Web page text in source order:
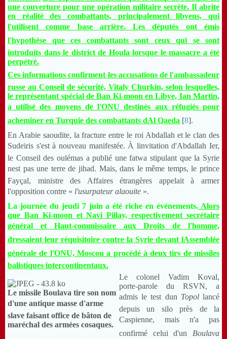
une couverture pour une opération militaire secrète. Il abrite
en réalité des combattants, principalement libyens, qui
l'utilisent comme base arrière. Les députés ont émis
l'hypothèse que ces combattants sont ceux qui se sont
introduits dans le district de Houla lorsque le massacre a été
perpétré.
Ces informations confirment les accusations de l'ambassadeur
russe au Conseil de sécurité, Vitaly Churkin, selon lesquelles,
le représentant spécial de Ban Ki-moon en Libye, Ian Martin,
a utilisé des moyens de l'ONU destinés aux réfugiés pour
acheminer en Turquie des combattants dAl Qaeda [8].
En Arabie saoudite, la fracture entre le roi Abdallah et le clan des
Sudeiris s'est à nouveau manifestée. À linvitation d'Abdallah Ier,
le Conseil des oulémas a publié une fatwa stipulant que la Syrie
nest pas une terre de jihad. Mais, dans le même temps, le prince
Fayçal, ministre des Affaires étrangères appelait à armer
l'opposition contre « l'usurpateur alaouite ».
La journée du jeudi 7 juin a été riche en événements. Alors
que Ban Ki-moon et Navi Pillay, respectivement secrétaire
général et Haut-commissaire aux Droits de l'homme,
dressaient leur réquisitoire contre la Syrie devant lAssemblée
générale de l'ONU, Moscou a procédé à deux tirs de missiles
balistiques intercontinentaux.
Le missile Boulava tire son nom
d'une antique masse d'arme
slave faisant office de bâton de
maréchal des armées cosaques.
Le colonel Vadim Koval,
porte-parole du RSVN, a
admis le test dun Topollancé
depuis un silo près de la
Caspienne, mais n'a pas
confirmé celui d'un Boulava